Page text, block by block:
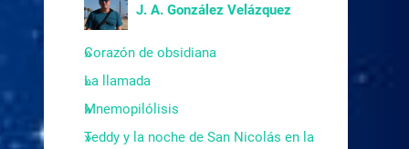
J. A. González Velázquez
Corazón de obsidiana
La llamada
Mnemopilólisis
Teddy y la noche de San Nicolás en la